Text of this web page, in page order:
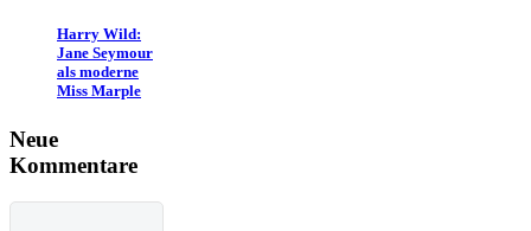
Harry Wild:
Jane Seymour
als moderne
Miss Marple
Neue
Kommentare